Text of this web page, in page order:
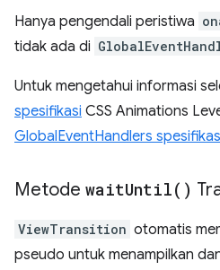
Hanya pengendali peristiwa
tidak ada di
Untuk mengetahui informasi
spesifikasi CSS Animations
GlobalEventHandlers
Metode waitUntil( )
ViewTransition otomatis
pseudo untuk menampilkan